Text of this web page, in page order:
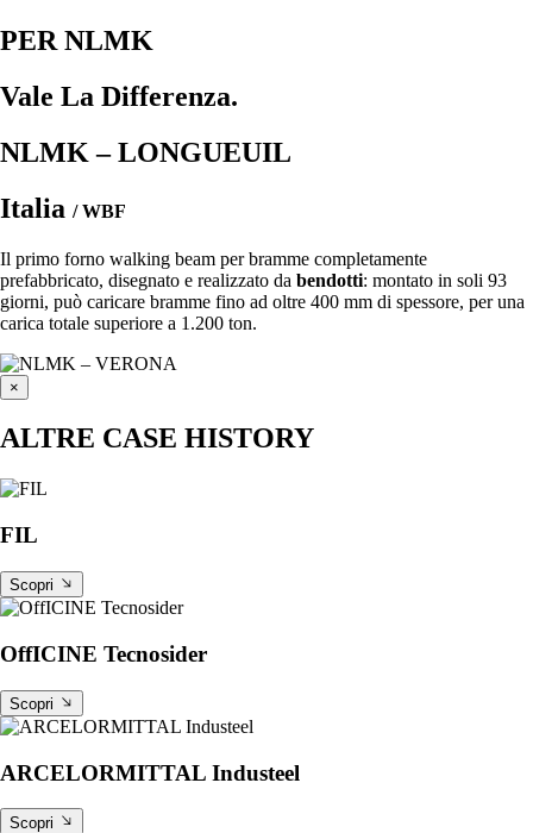
PER NLMK
Vale La Differenza.
NLMK – LONGUEUIL
Italia / WBF
Il primo forno walking beam per bramme completamente
prefabbricato, disegnato e realizzato da bendotti: montato in soli 93
giorni, può caricare bramme fino ad oltre 400 mm di spessore, per una
carica totale superiore a 1.200 ton.
×
ALTRE CASE HISTORY
FIL
Scopri
OffICINE Tecnosider
Scopri
ARCELORMITTAL Industeel
Scopri